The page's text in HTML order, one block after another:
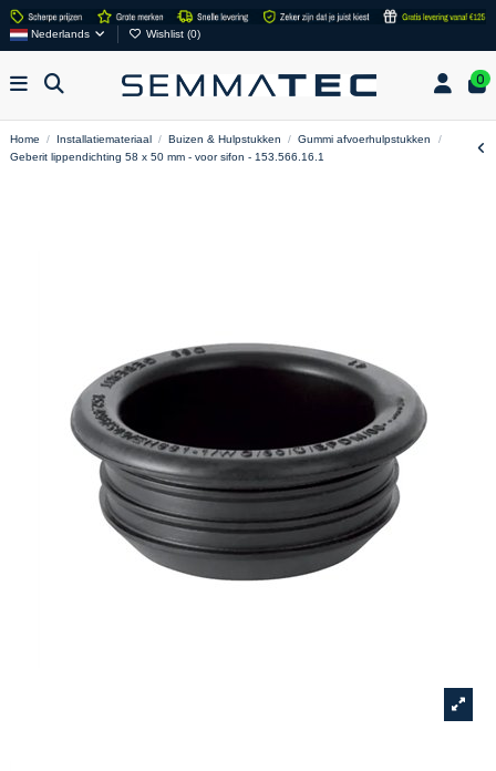
Nederlands Wishlist (0)
0
Home Installatiemateriaal Buizen & Hulpstukken
Gummi afvoerhulpstukken
Geberit lippendichting 58 x 50 mm - voor sifon - 153.566.16.1